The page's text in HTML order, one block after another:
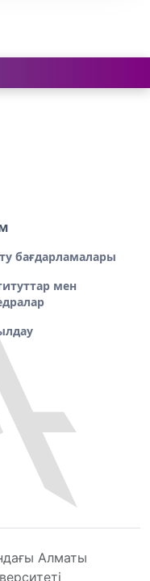
бағдарламалары
мен
Алматы